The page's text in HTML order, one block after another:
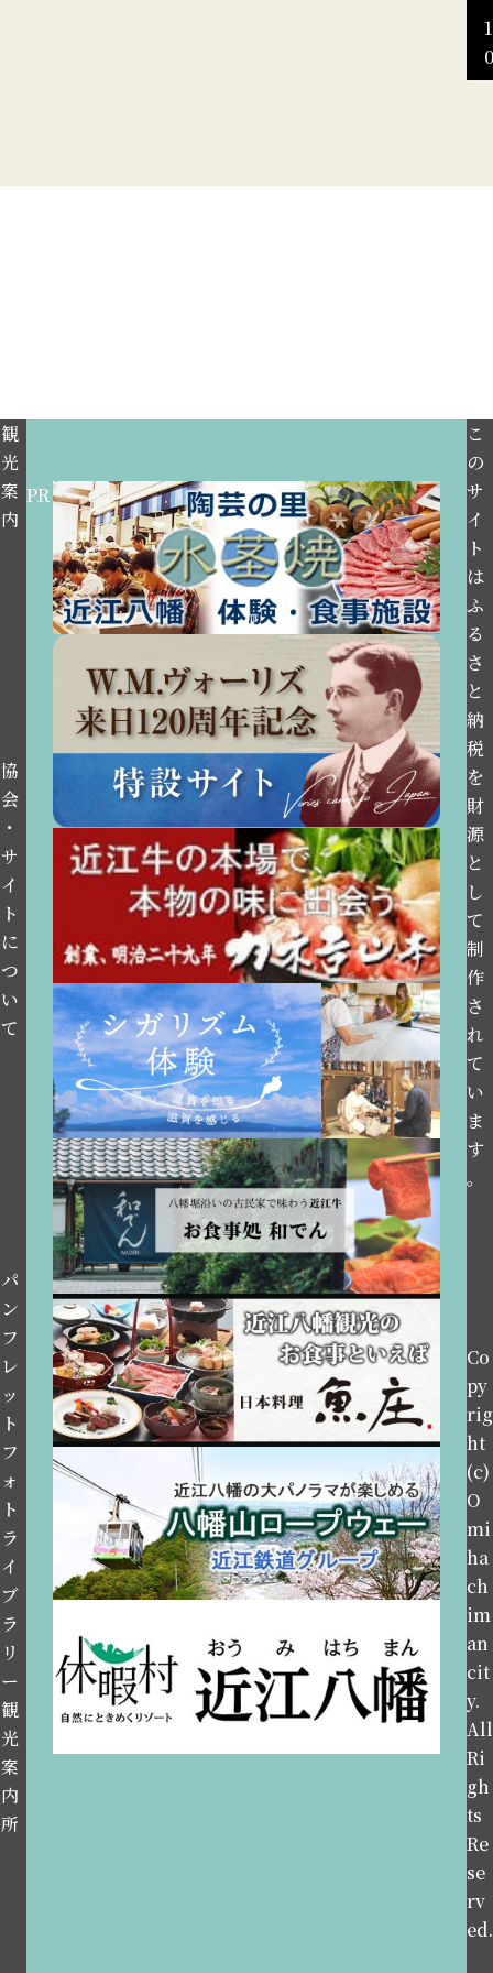
1
0
観
光
案
内
協
会
・
サ
イ
ト
に
つ
い
て
パ
ン
フ
レ
ッ
ト
フ
ォ
ト
ラ
イ
ブ
ラ
リ
ー
観
光
案
内
所
PR
こ
の
サ
イ
ト
は
ふ
る
さ
と
納
税
を
財
源
と
し
て
制
作
さ
れ
て
い
ま
す
。
Co
py
rig
ht
(c)
O
mi
ha
ch
im
an
cit
y.
All
Ri
gh
ts
Re
se
rv
ed.